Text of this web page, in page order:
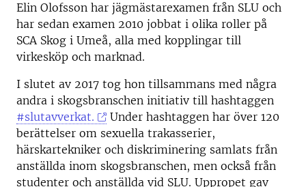
Elin Olofsson har jägmästarexamen från SLU och
har sedan examen 2010 jobbat i olika roller på
SCA Skog i Umeå, alla med kopplingar till
virkesköp och marknad.
I slutet av 2017 tog hon tillsammans med några
andra i skogsbranschen initiativ till hashtaggen
#slutavverkat.
Under hashtaggen har över 120
berättelser om sexuella trakasserier,
härskartekniker och diskriminering samlats från
anställda inom skogsbranschen, men också från
studenter och anställda vid SLU. Uppropet gav